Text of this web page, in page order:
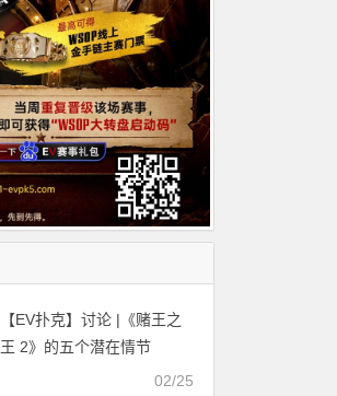
【EV扑克】讨论 |《赌王之
王 2》的五个潜在情节
02/25